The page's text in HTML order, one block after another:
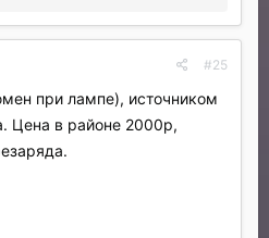
#25
при лампе), источником
Цена в районе 2000р,